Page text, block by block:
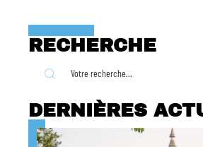
RECHERCHE
DERNIÈRES